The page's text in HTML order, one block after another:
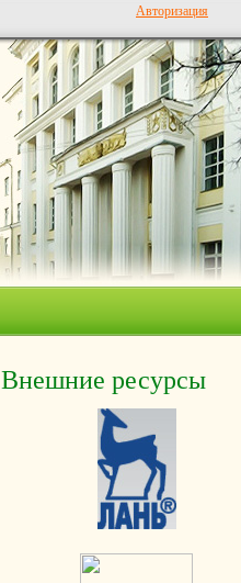
Авторизация
Внешние ресурсы